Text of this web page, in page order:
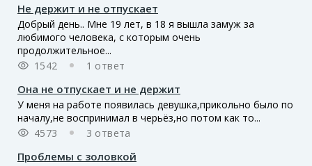
Не держит и не отпускает
Добрый день.. Мне 19 лет, в 18 я вышла замуж за
любимого человека, с которым очень
продолжительное...
1542
1 ответ
Она не отпускает и не держит
У меня на работе появилась девушка,прикольно было по
началу,не воспринимал в черьёз,но потом как то...
4573
3 ответа
Проблемы с золовкой